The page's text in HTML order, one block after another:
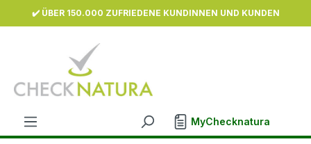
springen
✔️ ÜBER 150.000 ZUFRIEDENE KUNDINNEN UND KUNDEN
MyChecknatura